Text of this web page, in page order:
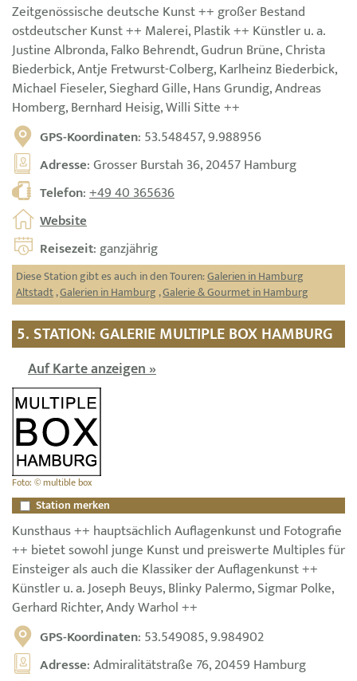
Zeitgenössische deutsche Kunst ++ großer Bestand
ostdeutscher Kunst ++ Malerei, Plastik ++ Künstler u. a.
Justine Albronda, Falko Behrendt, Gudrun Brüne, Christa
Biederbick, Antje Fretwurst-Colberg, Karlheinz Biederbick,
Michael Fieseler, Sieghard Gille, Hans Grundig, Andreas
Homberg, Bernhard Heisig, Willi Sitte ++
GPS-Koordinaten: 53.548457, 9.988956
Adresse: Grosser Burstah 36, 20457 Hamburg
Telefon:+49 40 365636
Website
Reisezeit: ganzjährig
Diese Station gibt es auch in den Touren:Galerien in Hamburg
Altstadt,Galerien in Hamburg ,Galerie & Gourmet in Hamburg
5. STATION: GALERIE MULTIPLE BOX HAMBURG
Auf Karte anzeigen »
Foto: © multible box
Station merken
Kunsthaus ++ hauptsächlich Auflagenkunst und Fotografie
++ bietet sowohl junge Kunst und preiswerte Multiples für
Einsteiger als auch die Klassiker der Auflagenkunst ++
Künstler u. a. Joseph Beuys, Blinky Palermo, Sigmar Polke,
Gerhard Richter, Andy Warhol ++
GPS-Koordinaten: 53.549085, 9.984902
Adresse: Admiralitätstraße 76, 20459 Hamburg